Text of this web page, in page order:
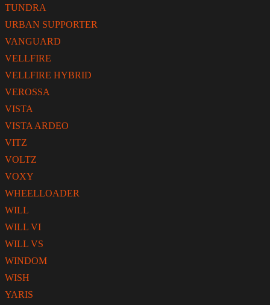
TUNDRA
URBAN SUPPORTER
VANGUARD
VELLFIRE
VELLFIRE HYBRID
VEROSSA
VISTA
VISTA ARDEO
VITZ
VOLTZ
VOXY
WHEELLOADER
WILL
WILL VI
WILL VS
WINDOM
WISH
YARIS